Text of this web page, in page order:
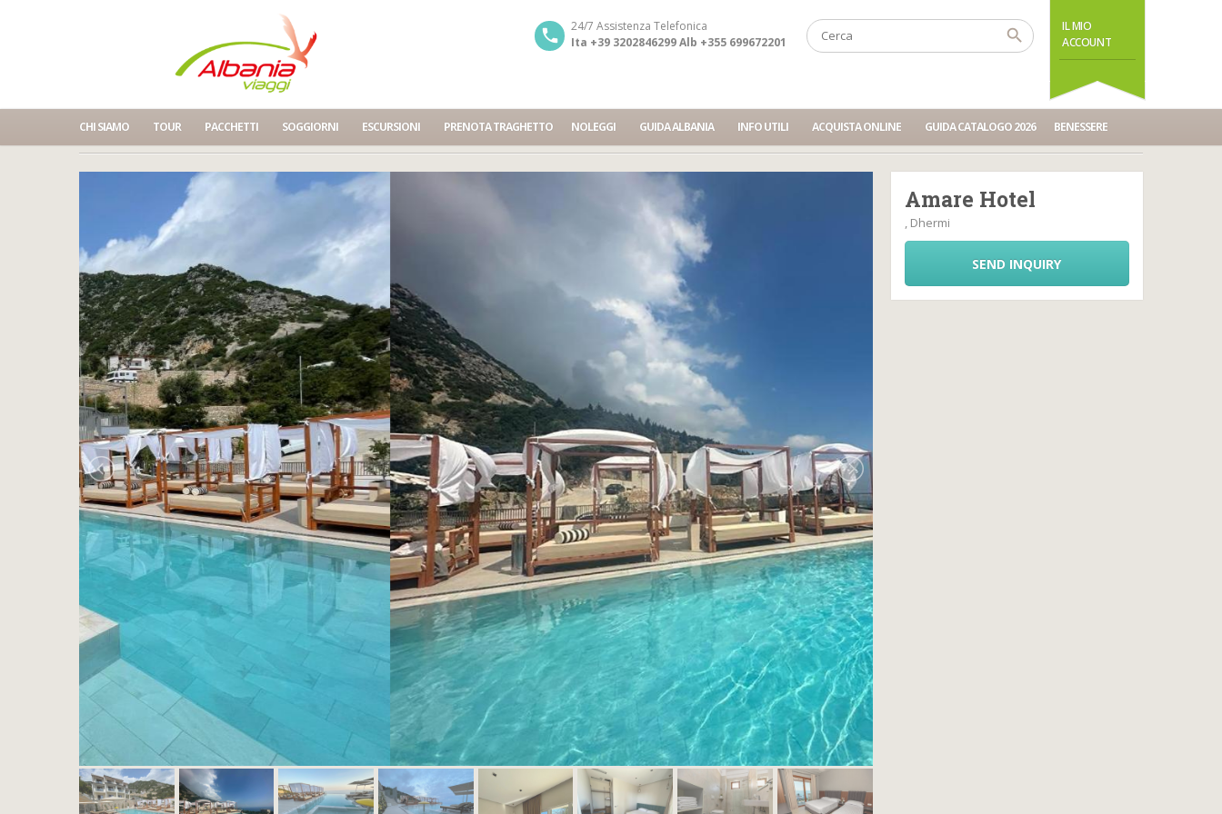
IL MIO
ACCOUNT
24/7 Assistenza Telefonica
Ita +39 3202846299 Alb +355 699672201
CHI SIAMO TOUR PACCHETTI SOGGIORNI ESCURSIONI PRENOTA TRAGHETTO NOLEGGI GUIDA ALBANIA INFO UTILI ACQUISTA ONLINE GUIDA CATALOGO 2026 BENESSERE
Home Amare Hotel
Amare Hotel
, Dhermi
SEND INQUIRY